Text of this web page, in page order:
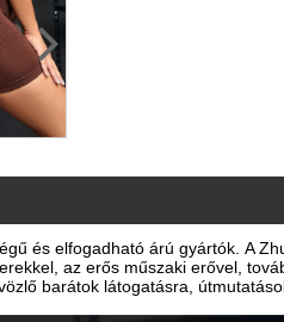
és elfogadható árú gyártók.A
az erős műszaki erővel,
barátok látogatásra,